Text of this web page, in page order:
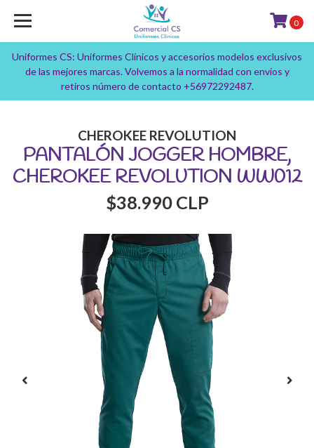
Uniformes CS: Uniformes Clínicos y accesorios modelos exclusivos
de las mejores marcas. Volvemos a la normalidad con envíos y
retiros número de contacto +56972292487.
0
CHEROKEE REVOLUTION
PANTALÓN JOGGER HOMBRE,
CHEROKEE REVOLUTION WW012
$38.990 CLP